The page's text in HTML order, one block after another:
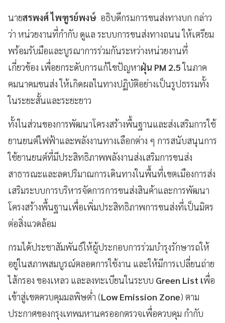
นายสรพงศ์ ไพฑูรย์พงษ์ อธิบดีกรมการขนส่งทางบก กล่าว
ว่า หน่วยงานที่กำกับ ดูแล ระบบการขนส่งทางถนน ให้เตรียม
พร้อมรับมือและบูรณาการร่วมกันระหว่างหน่วยงานที่
เกี่ยวข้อง เพื่อยกระดับการแก้ไขปัญหาฝุ่น PM 2.5ในภาค
คมนาคมขนส่ง ให้เกิดผลในทางปฏิบัติอย่างเป็นรูปธรรมทั้ง
ในระยะสั้นและระยะยาว
ทั้งในส่วนของการพัฒนาโครงสร้างพื้นฐานและส่งเสริมการใช้
ยานยนต์ไฟฟ้าและพลังงานทางเลือกต่าง ๆ การสนับสนุนการ
ใช้ยานยนต์ที่มีประสิทธิภาพพลังงานส่งเสริมการขนส่ง
สาธารณะและลดปริมาณการเดินทางในพื้นที่เขตเมืองการส่ง
เสริมระบบการบริหารจัดการการขนส่งสินค้าและการพัฒนา
โครงสร้างพื้นฐานเพื่อเพิ่มประสิทธิภาพการขนส่งที่เป็นมิตร
ต่อสิ่งแวดล้อม
กรมได้ประชาสัมพันธ์ให้ผู้ประกอบการร่วมบำรุงรักษารถให้
อยู่ในสภาพสมบูรณ์ตลอดการใช้งาน และให้มีการเปลี่ยนถ่าย
ไส้กรอง ของเหลว และลงทะเบียนในระบบ Green List เพื่อ
เข้าสู่เขตควบคุมมลพิษต่ำ (Low Emission Zone) ตาม
ประกาศของกรุงเทพมหานครออกตรวจเพื่อควบคุม กำกับ